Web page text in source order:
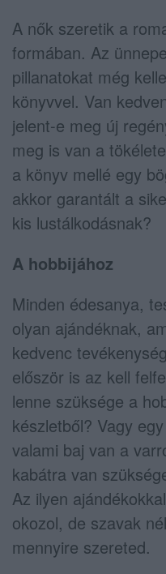
A nők szeretik a
formában. Az
pillanatokat még
könyvvel. Van
jelent-e meg új
meg is van a
a könyv mellé egy
akkor garantált a
kis lustálkodásnak?
A hobbijához
Minden édesanya,
olyan ajándéknak,
kedvenc
először is az kell
lenne szüksége a
készletből? Vagy
valami baj van a
kabátra van
Az ilyen
okozol, de szavak
mennyire szereted.